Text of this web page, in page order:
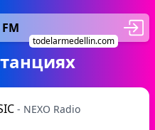
todelarmedellin.com
- NEXO Radio